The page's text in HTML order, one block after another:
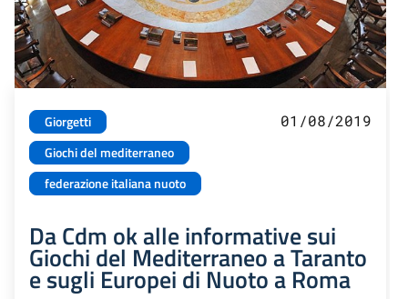
Giorgetti
Giochi del mediterraneo
federazione italiana nuoto
01/08/2019
Da Cdm ok alle informative sui
Giochi del Mediterraneo a Taranto
e sugli Europei di Nuoto a Roma